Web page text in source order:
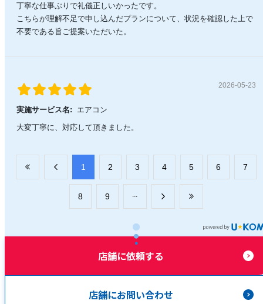
丁寧な仕事ぶりで礼儀正しいかったです。
こちらが理解不足で申し込んだプランについて、状況を確認した上で
不要である旨ご提案いただいた。
2026-05-23
実施サービス名:
エアコン
大変丁寧に、対応して頂きました。
​1 ​2 ​3 ​4 ​5 ​6 ​7
​8 ​9
店舗に依頼する
店舗にお問い合わせ